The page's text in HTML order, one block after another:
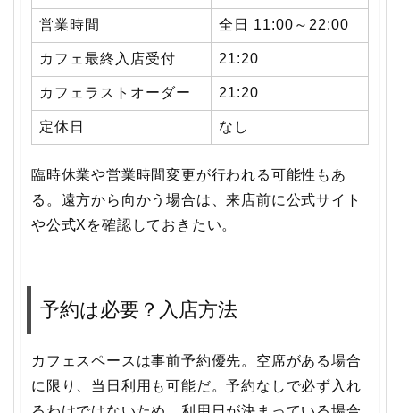
営業時間 全日 11:00～22:00
カフェ最終入店受付 21:20
カフェラストオーダー 21:20
定休日 なし
臨時休業や営業時間変更が行われる可能性もあ
る。遠方から向かう場合は、来店前に公式サイト
や公式Xを確認しておきたい。
予約は必要？入店方法
カフェスペースは事前予約優先。空席がある場合
に限り、当日利用も可能だ。予約なしで必ず入れ